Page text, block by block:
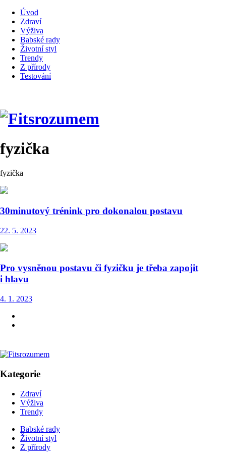
Úvod
Zdraví
Výživa
Babské rady
Životní styl
Trendy
Z přírody
Testování
fyzička
fyzička
30minutový trénink pro dokonalou postavu
22. 5. 2023
Pro vysněnou postavu či fyzičku je třeba zapojit
i hlavu
4. 1. 2023
Kategorie
Zdraví
Výživa
Trendy
Babské rady
Životní styl
Z přírody